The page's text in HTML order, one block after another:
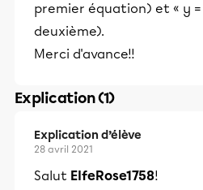
premier équation) et « y =
deuxième).
Merci d'avance!!
Explication (1)
Explication d’élève
28 avril 2021
Salut ElfeRose1758!